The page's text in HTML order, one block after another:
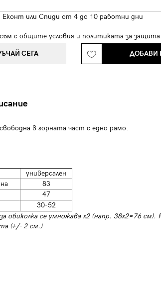
Еконт или Спиди от 4 до 10 работни дни
с общите условия и политиката за
СЕГА ДОБАВИ
в горната част с едно рамо.
универсален
83
47
30-52
обиколка се умножава х2 (напр. 38х2=76 см).
(+/- 2 см.)